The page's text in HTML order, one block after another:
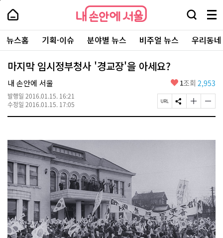
본
로
가
내
손
안
에
서
울
-
서
울
시
대
표
소
털
내
손
에
울
검
창
열
기
메
뉴
전
체
보
주
요
서
뉴스홈 기획·이슈 분야별 뉴스 비주얼 뉴스 우리동
마지막 임시정부청사 '경교장'을 아세요?
내 손안에 서울
발행일 2016.01.15. 16:21
수정일 2016.01.15. 17:05
좋
요
1조회 2,953
페
이
R
S
N
유
글
자
크
글
자
작
페
상
단
로